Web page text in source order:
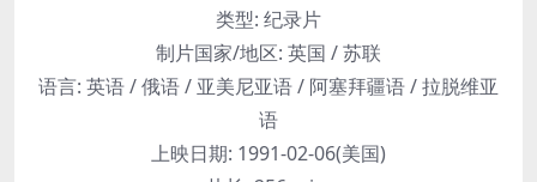
类型: 纪录片
制片国家/地区: 英国 / 苏联
语言: 英语 / 俄语 / 亚美尼亚语 / 阿塞拜疆语 / 拉脱维亚
语
上映日期: 1991-02-06(美国)